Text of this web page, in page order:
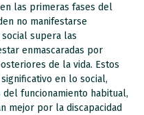
las primeras fases del
no manifestarse
supera las
enmascaradas por
de la vida. Estos
en lo social,
funcionamiento habitual,
mejor por la discapacidad